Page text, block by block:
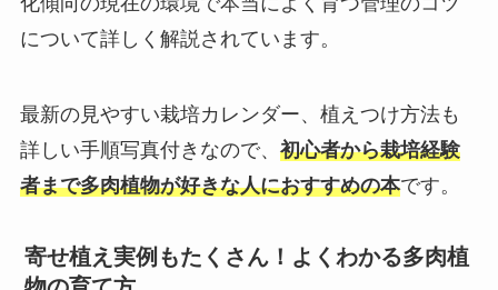
について詳しく解説されています。
最新の見やすい栽培カレンダー、植えつけ方法も
詳しい手順写真付きなので、 初心者から栽培経験
者まで多肉植物が好きな人におすすめの本です。
寄せ植え実例もたくさん！よくわかる多肉植